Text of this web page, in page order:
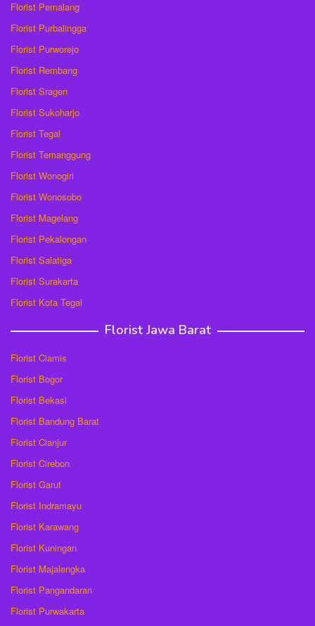
Florist Pemalang
Florist Purbalingga
Florist Purworejo
Florist Rembang
Florist Sragen
Florist Sukoharjo
Florist Tegal
Florist Temanggung
Florist Wonogiri
Florist Wonosobo
Florist Magelang
Florist Pekalongan
Florist Salatiga
Florist Surakarta
Florist Kota Tegal
Florist Jawa Barat
Florist Ciamis
Florist Bogor
Florist Bekasi
Florist Bandung Barat
Florist Cianjur
Florist Cirebon
Florist Garut
Florist Indramayu
Florist Karawang
Florist Kuningan
Florist Majalengka
Florist Pangandaran
Florist Purwakarta